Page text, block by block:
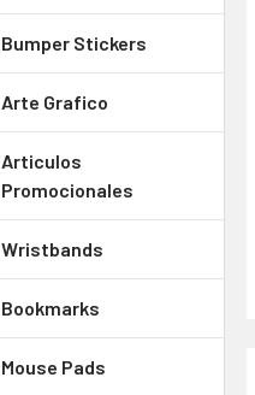
Bumper Stickers
Arte Grafico
Articulos
Promocionales
Wristbands
Bookmarks
Mouse Pads